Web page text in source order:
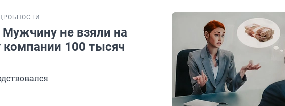
не взяли на
компании 100 тысяч